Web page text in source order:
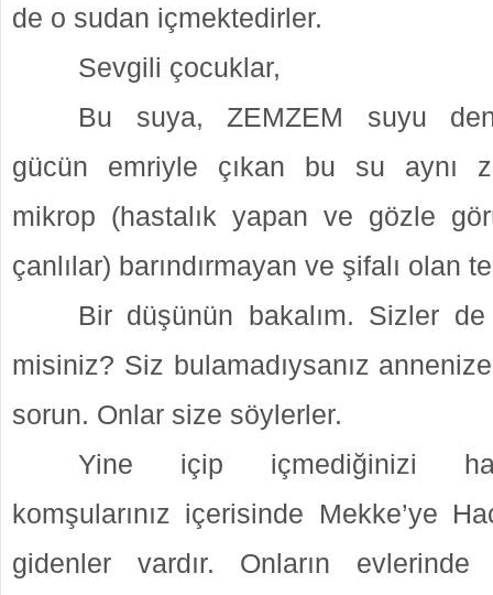
de o sudan içmektedirler.
Sevgili çocuklar,
Bu suya, ZEMZEM suyu
gücün emriyle çıkan bu su aynı
mikrop (hastalık yapan ve gözle
çanlılar) barındırmayan ve şifalı olan
Bir düşünün bakalım. Sizler
misiniz? Siz bulamadıysanız
sorun. Onlar size söylerler.
Yine içip içmediğinizi
komşularınız içerisinde Mekke’ye
gidenler vardır. Onların